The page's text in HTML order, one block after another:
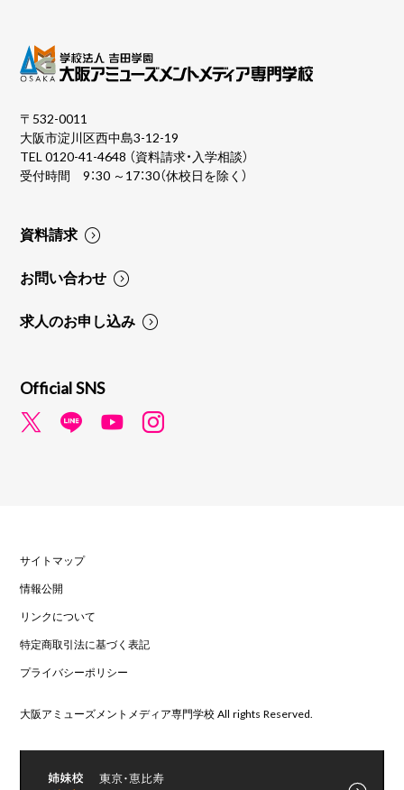
〒532-0011
大阪市淀川区西中島3-12-19
TEL0120-41-4648 （資料請求・入学相談）
受付時間 9：30 ～17：30（休校日を除く）
資料請求
お問い合わせ
求人のお申し込み
Official SNS
サイトマップ
情報公開
リンクについて
特定商取引法に基づく表記
プライバシーポリシー
大阪アミューズメントメディア専門学校 All rights Reserved.